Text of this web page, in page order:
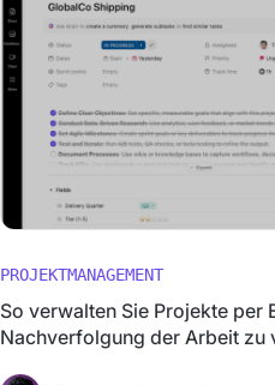
PROJEKTMANAGEMENT
So verwalten Sie Projekte per
Nachverfolgung der Arbeit zu